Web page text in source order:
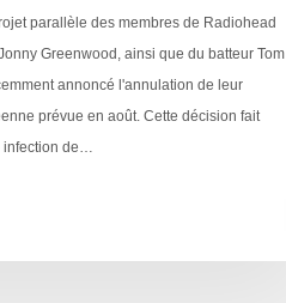
parallèle des membres de Radiohead
Greenwood, ainsi que du batteur Tom
annoncé l'annulation de leur
prévue en août. Cette décision fait
infection de…